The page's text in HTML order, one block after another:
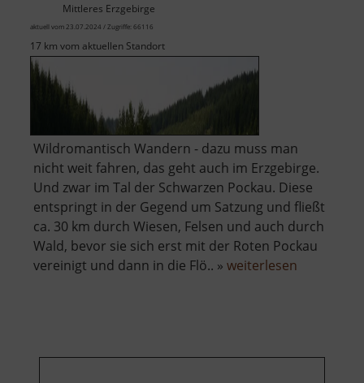
Mittleres Erzgebirge
aktuell vom 23.07.2024 / Zugriffe: 66116
17 km vom aktuellen Standort
Wildromantisch Wandern - dazu muss man
nicht weit fahren, das geht auch im Erzgebirge.
Und zwar im Tal der Schwarzen Pockau. Diese
entspringt in der Gegend um Satzung und fließt
ca. 30 km durch Wiesen, Felsen und auch durch
Wald, bevor sie sich erst mit der Roten Pockau
vereinigt und dann in die Flö.. » weiterlesen